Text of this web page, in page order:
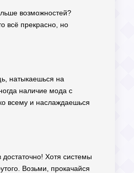
возможностей?
всё прекрасно, но
натыкаешься на
наличие мода с
всему и наслаждаешься
Хотя системы
Возьми, прокачайся